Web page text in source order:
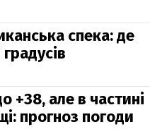
спека: де
+38, але в частині
прогноз погоди